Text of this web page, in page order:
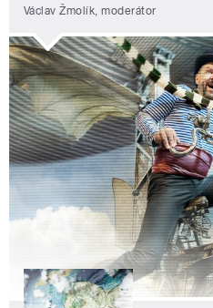
Václav Žmolík, moderátor